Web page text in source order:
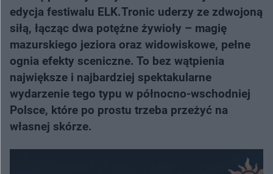
edycja festiwalu ELK.Tronic uderzy ze zdwojoną
siłą, łącząc dwa potężne żywioły – magię
mazurskiego jeziora oraz widowiskowe, pełne
ognia efekty sceniczne. To bez wątpienia
największe i najbardziej spektakularne
wydarzenie tego typu w północno-wschodniej
Polsce, które po prostu trzeba przeżyć na
własnej skórze.